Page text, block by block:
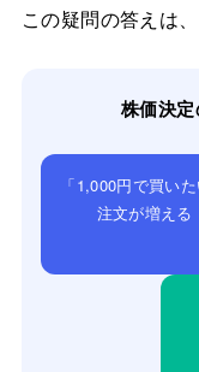
この疑問の答えは、
株価決定
「1,000円で買いた
注文が増える